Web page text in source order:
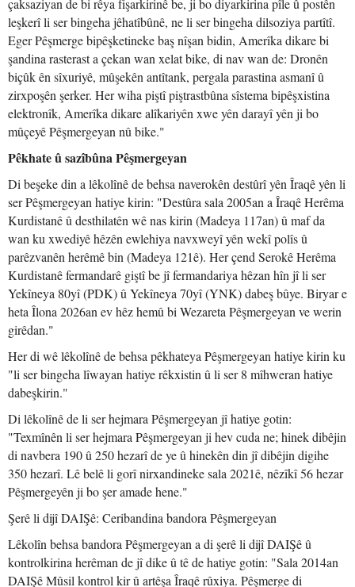
çaksaziyan de bi rêya fişarkirinê be, ji bo diyarkirina pîle û postên
leşkerî li ser bingeha jêhatîbûnê, ne li ser bingeha dilsoziya partîtî.
Eger Pêşmerge bipêşketineke baş nîşan bidin, Amerîka dikare bi
şandina rasterast a çekan wan xelat bike, di nav wan de: Dronên
biçûk ên sîxuriyê, mûşekên antîtank, pergala parastina asmanî û
zirxpoşên şerker. Her wiha piştî piştrastbûna sîstema bipêşxistina
elektronîk, Amerîka dikare alîkariyên xwe yên darayî yên ji bo
mûçeyê Pêşmergeyan nû bike."
Pêkhate û sazîbûna Pêşmergeyan
Di beşeke din a lêkolînê de behsa naverokên destûrî yên Îraqê yên li
ser Pêşmergeyan hatiye kirin: "Destûra sala 2005an a Îraqê Herêma
Kurdistanê û desthilatên wê nas kirin (Madeya 117an) û maf da
wan ku xwediyê hêzên ewlehiya navxweyî yên wekî polîs û
parêzvanên herêmê bin (Madeya 121ê). Her çend Serokê Herêma
Kurdistanê fermandarê giştî be jî fermandariya hêzan hîn jî li ser
Yekîneya 80yî (PDK) û Yekîneya 70yî (YNK) dabeş bûye. Biryar e
heta Îlona 2026an ev hêz hemû bi Wezareta Pêşmergeyan ve werin
girêdan."
Her di wê lêkolînê de behsa pêkhateya Pêşmergeyan hatiye kirin ku
"li ser bingeha lîwayan hatiye rêkxistin û li ser 8 mîhweran hatiye
dabeşkirin."
Di lêkolînê de li ser hejmara Pêşmergeyan jî hatiye gotin:
"Texmînên li ser hejmara Pêşmergeyan ji hev cuda ne; hinek dibêjin
di navbera 190 û 250 hezarî de ye û hinekên din jî dibêjin digihe
350 hezarî. Lê belê li gorî nirxandineke sala 2021ê, nêzîkî 56 hezar
Pêşmergeyên ji bo şer amade hene."
Şerê li dijî DAIŞê: Ceribandina bandora Pêşmergeyan
Lêkolîn behsa bandora Pêşmergeyan a di şerê li dijî DAIŞê û
kontrolkirina herêman de jî dike û tê de hatiye gotin: "Sala 2014an
DAIŞê Mûsil kontrol kir û artêşa Îraqê rûxiya. Pêşmerge di